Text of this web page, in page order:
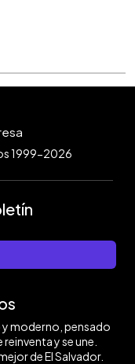
1999-2026
moderno, pensado
y se une.
de El Salvador.